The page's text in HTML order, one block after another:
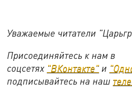
Уважаемые читатели
Присоединяйтесь к нам в
соцсетях "ВКонтакте" и
подписывайтесь на наш